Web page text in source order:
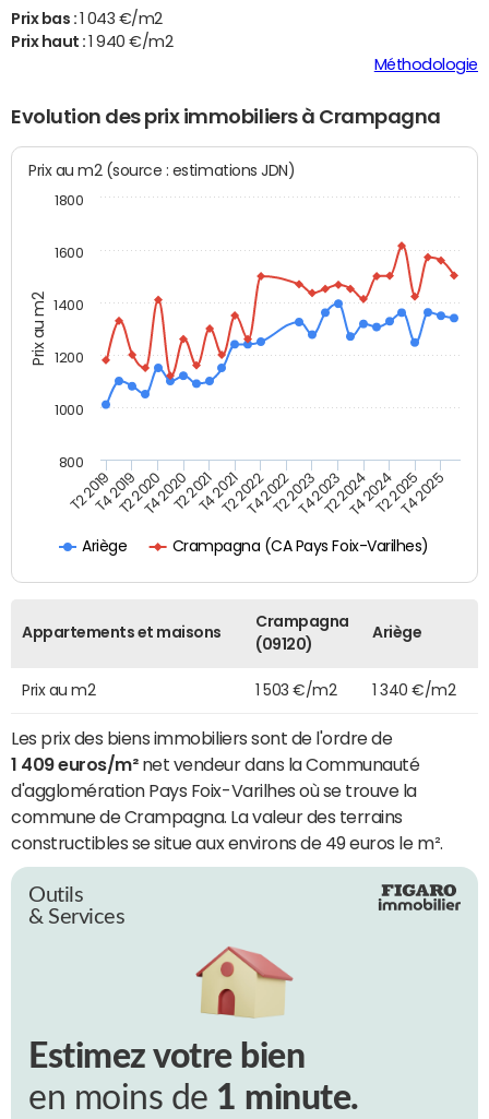
Prix bas :
1 043 €/m2
Prix haut :
1 940 €/m2
Méthodologie
Evolution des prix immobiliers à Crampagna
Prix au m2
Prix au m2 (source : estimations JDN)
Ariège Crampagna (CA Pays Foix-Varilhes)
T2 2019T4 2019T2 2020T4 2020T2 2021T4 2021T2 2022T4 2022T2 2023T4 2023T2 2024T4 2024T2 2025T4 2025
800
1000
1200
1400
1600
1800
Appartements et maisons
Crampagna
(09120)
Ariège
Prix au m2 1 503 €/m2 1 340 €/m2
Les prix des biens immobiliers sont de l'ordre de
1 409 euros/m²net vendeur dans la Communauté
d'agglomération Pays Foix-Varilhes où se trouve la
commune de Crampagna. La valeur des terrains
constructibles se situe aux environs de 49 euros le m².
Outils
& Services
Estimez votre bien
en moins de 1 minute.